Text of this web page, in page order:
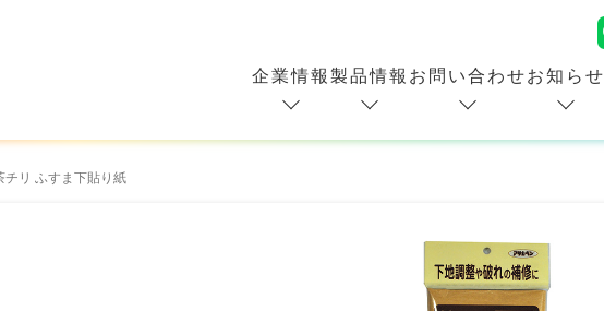
企業情報 製品情報 お問い合わせお知らせ
チリ ふすま下貼り紙